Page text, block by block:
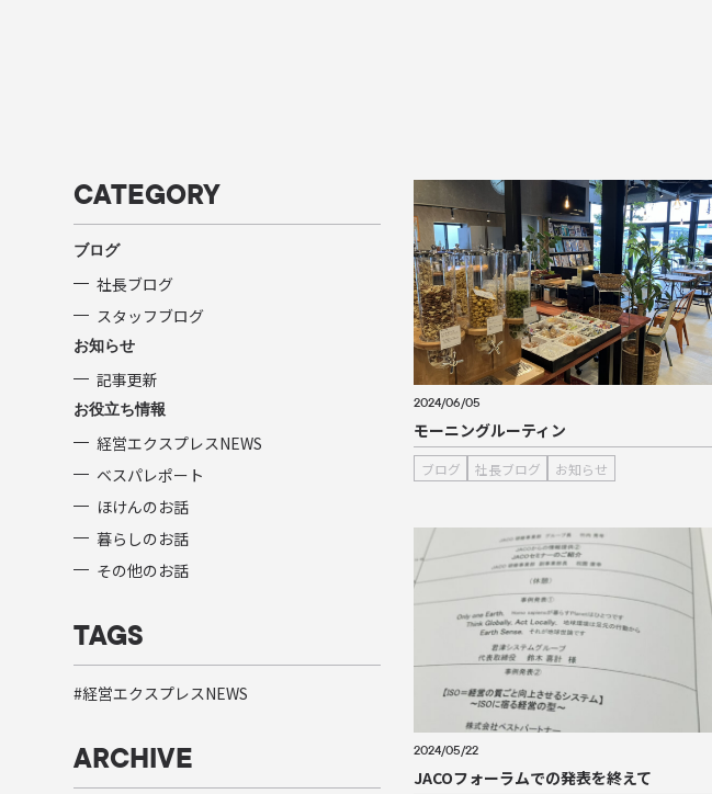
2024/06/05
モーニングルーティン
ブログ 社長ブログ お知らせ
2024/05/22
JACOフォーラムでの発表を終えて
CATEGORY
ブログ
社長ブログ
スタッフブログ
お知らせ
記事更新
お役立ち情報
経営エクスプレスNEWS
ベスパレポート
ほけんのお話
暮らしのお話
その他のお話
TAGS
経営エクスプレスNEWS
ARCHIVE